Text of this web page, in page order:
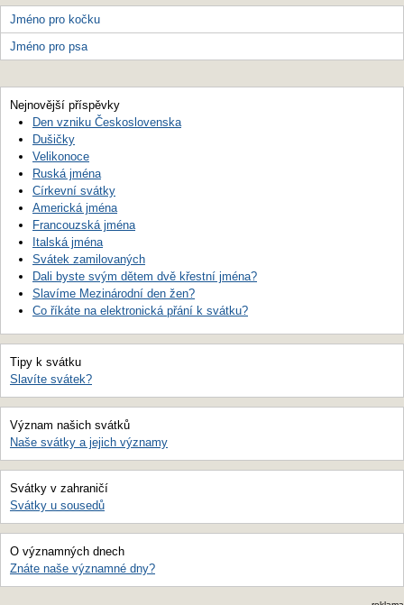
Jméno pro kočku
Jméno pro psa
Nejnovější příspěvky
Den vzniku Československa
Dušičky
Velikonoce
Ruská jména
Církevní svátky
Americká jména
Francouzská jména
Italská jména
Svátek zamilovaných
Dali byste svým dětem dvě křestní jména?
Slavíme Mezinárodní den žen?
Co říkáte na elektronická přání k svátku?
Tipy k svátku
Slavíte svátek?
Význam našich svátků
Naše svátky a jejich významy
Svátky v zahraničí
Svátky u sousedů
O významných dnech
Znáte naše významné dny?